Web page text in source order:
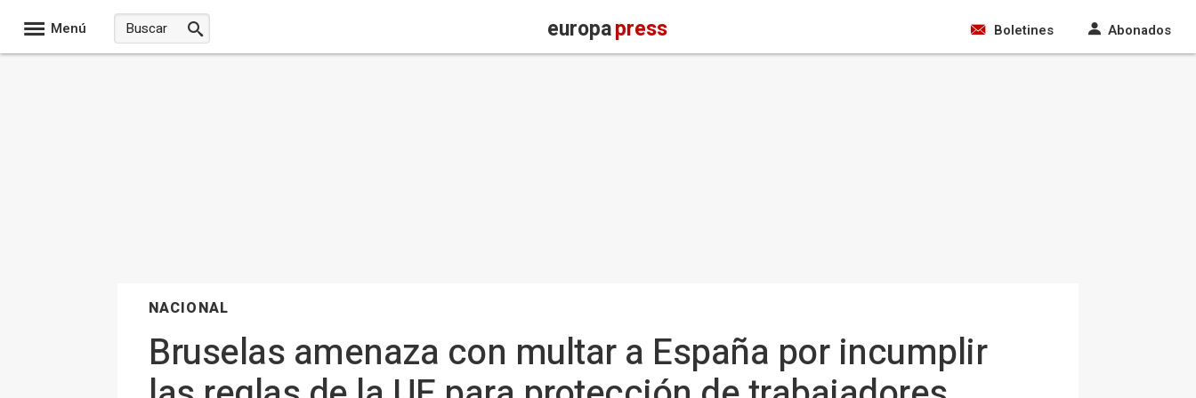
Menú europapress Boletines Abonados
NACIONAL
Bruselas amenaza con multar a España por incumplir